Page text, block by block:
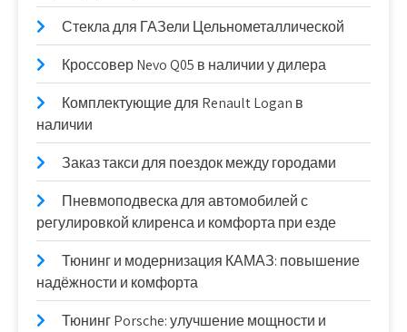
Стекла для ГАЗели Цельнометаллической
Кроссовер Nevo Q05 в наличии у дилера
Комплектующие для Renault Logan в
наличии
Заказ такси для поездок между городами
Пневмоподвеска для автомобилей с
регулировкой клиренса и комфорта при езде
Тюнинг и модернизация КАМАЗ: повышение
надёжности и комфорта
Тюнинг Porsche: улучшение мощности и